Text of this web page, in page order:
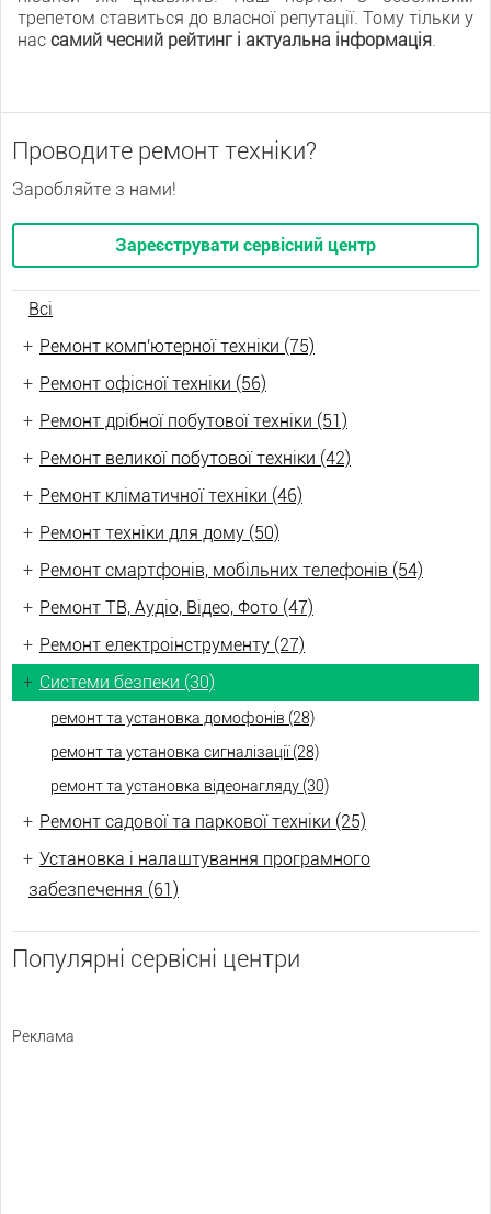
трепетом ставиться до власної репутації. Тому тільки у
нас самий чесний рейтинг і актуальна інформація.
Проводите ремонт техніки?
Заробляйте з нами!
Зареєструвати сервісний центр
Всі
+ Ремонт комп'ютерної техніки (75)
+ Ремонт офісної техніки (56)
+ Ремонт дрібної побутової техніки (51)
+ Ремонт великої побутової техніки (42)
+ Ремонт кліматичної техніки (46)
+ Ремонт техніки для дому (50)
+ Ремонт смартфонів, мобільних телефонів (54)
+ Ремонт ТВ, Аудіо, Відео, Фото (47)
+ Ремонт електроінструменту (27)
+ Системи безпеки (30)
ремонт та установка домофонів (28)
ремонт та установка сигналізації (28)
ремонт та установка відеонагляду (30)
+ Ремонт садової та паркової техніки (25)
+ Установка і налаштування програмного
забезпечення (61)
Популярні сервісні центри
Реклама